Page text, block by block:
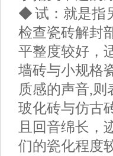
◆试：就是指
检查瓷砖解封
平整度较好，
墙砖与小规格
质感的声音,
玻化砖与仿古
且回音绵长，
们的瓷化程度